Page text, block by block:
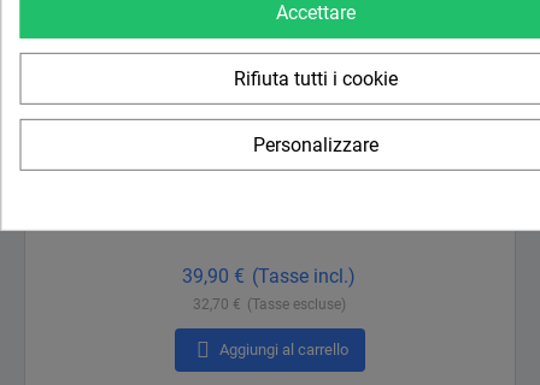
39,90 € (Tasse incl.)
32,70 € (Tasse escluse)
 Aggiungi al carrello
Accettare
Rifiuta tutti i cookie
Personalizzare